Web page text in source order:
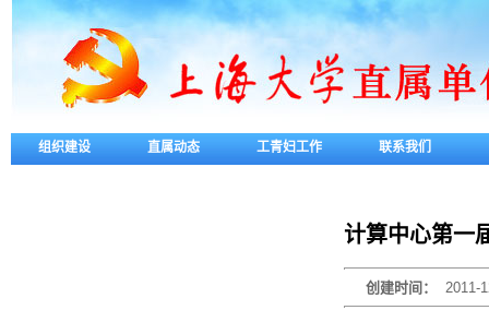
组织建设 直属动态 工青妇工作 联系我们
计算中心第一
创建时间： 2011-